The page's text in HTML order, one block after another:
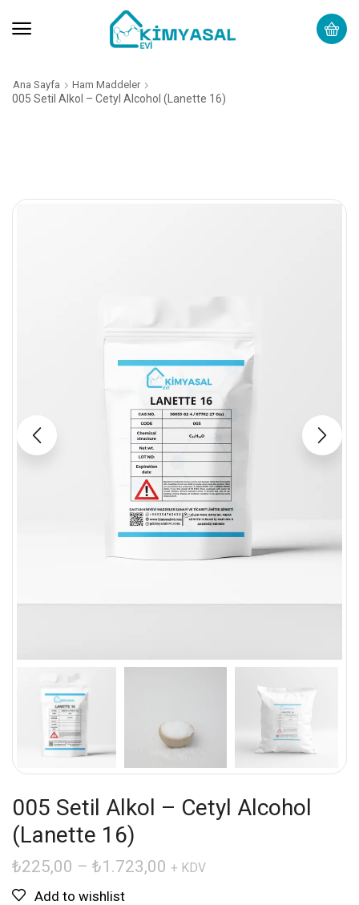
Ana Sayfa Ham Maddeler
005 Setil Alkol – Cetyl Alcohol (Lanette 16)
005 Setil Alkol – Cetyl Alcohol
(Lanette 16)
₺225,00 – ₺1.723,00 + KDV
Add to wishlist